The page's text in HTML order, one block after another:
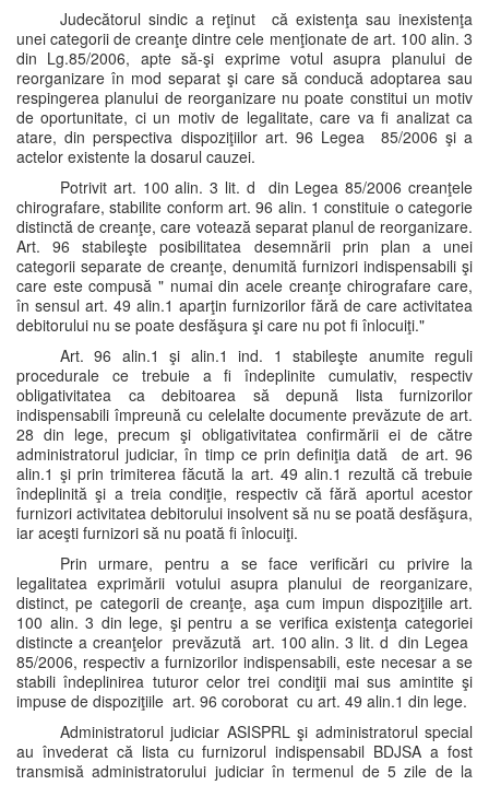
Judecătorul sindic a reţinut că existenţa sau inexistenţa
unei categorii de creanţe dintre cele menţionate de art. 100 alin. 3
din Lg.85/2006, apte să-şi exprime votul asupra planului de
reorganizare în mod separat şi care să conducă adoptarea sau
respingerea planului de reorganizare nu poate constitui un motiv
de oportunitate, ci un motiv de legalitate, care va fi analizat ca
atare, din perspectiva dispoziţiilor art. 96 Legea 85/2006 şi a
actelor existente la dosarul cauzei.
Potrivit art. 100 alin. 3 lit. d din Legea 85/2006 creanţele
chirografare, stabilite conform art. 96 alin. 1 constituie o categorie
distinctă de creanţe, care votează separat planul de reorganizare.
Art. 96 stabileşte posibilitatea desemnării prin plan a unei
categorii separate de creanţe, denumită furnizori indispensabili şi
care este compusă " numai din acele creanţe chirografare care,
în sensul art. 49 alin.1 aparţin furnizorilor fără de care activitatea
debitorului nu se poate desfăşura şi care nu pot fi înlocuiţi."
Art. 96 alin.1 şi alin.1 ind. 1 stabileşte anumite reguli
procedurale ce trebuie a fi îndeplinite cumulativ, respectiv
obligativitatea ca debitoarea să depună lista furnizorilor
indispensabili împreună cu celelalte documente prevăzute de art.
28 din lege, precum şi obligativitatea confirmării ei de către
administratorul judiciar, în timp ce prin definiţia dată de art. 96
alin.1 şi prin trimiterea făcută la art. 49 alin.1 rezultă că trebuie
îndeplinită şi a treia condiţie, respectiv că fără aportul acestor
furnizori activitatea debitorului insolvent să nu se poată desfăşura,
iar aceşti furnizori să nu poată fi înlocuiţi.
Prin urmare, pentru a se face verificări cu privire la
legalitatea exprimării votului asupra planului de reorganizare,
distinct, pe categorii de creanţe, aşa cum impun dispoziţiile art.
100 alin. 3 din lege, şi pentru a se verifica existenţa categoriei
distincte a creanţelor prevăzută art. 100 alin. 3 lit. d din Legea
85/2006, respectiv a furnizorilor indispensabili, este necesar a se
stabili îndeplinirea tuturor celor trei condiţii mai sus amintite şi
impuse de dispoziţiile art. 96 coroborat cu art. 49 alin.1 din lege.
Administratorul judiciar ASISPRL şi administratorul special
au învederat că lista cu furnizorul indispensabil BDJSA a fost
transmisă administratorului judiciar în termenul de 5 zile de la